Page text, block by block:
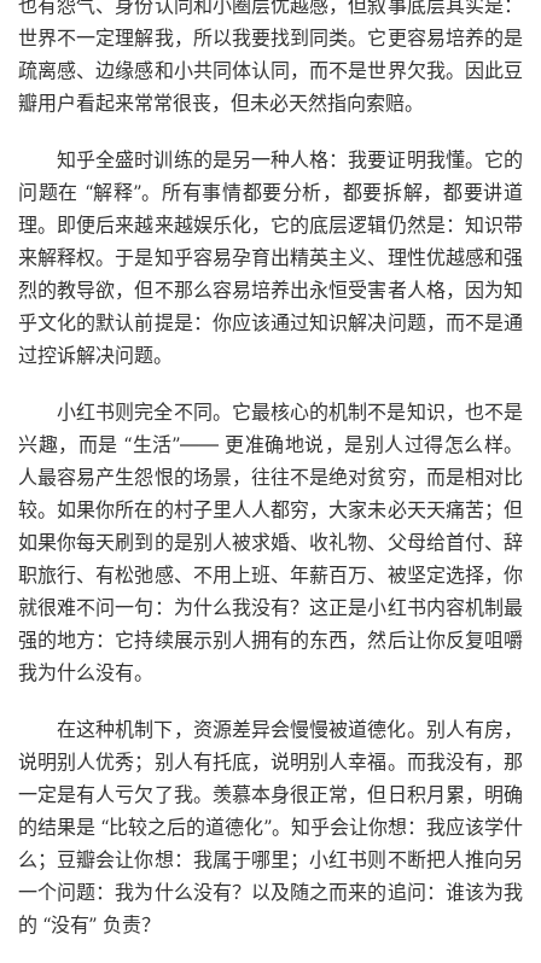
也有怨气、身份认同和小圈层优越感，但叙事底层其实是：
世界不一定理解我，所以我要找到同类。它更容易培养的是
疏离感、边缘感和小共同体认同，而不是世界欠我。因此豆
瓣用户看起来常常很丧，但未必天然指向索赔。
知乎全盛时训练的是另一种人格：我要证明我懂。它的
问题在 “解释”。所有事情都要分析，都要拆解，都要讲道
理。即便后来越来越娱乐化，它的底层逻辑仍然是：知识带
来解释权。于是知乎容易孕育出精英主义、理性优越感和强
烈的教导欲，但不那么容易培养出永恒受害者人格，因为知
乎文化的默认前提是：你应该通过知识解决问题，而不是通
过控诉解决问题。
小红书则完全不同。它最核心的机制不是知识，也不是
兴趣，而是 “生活”—— 更准确地说，是别人过得怎么样。
人最容易产生怨恨的场景，往往不是绝对贫穷，而是相对比
较。如果你所在的村子里人人都穷，大家未必天天痛苦；但
如果你每天刷到的是别人被求婚、收礼物、父母给首付、辞
职旅行、有松弛感、不用上班、年薪百万、被坚定选择，你
就很难不问一句：为什么我没有？这正是小红书内容机制最
强的地方：它持续展示别人拥有的东西，然后让你反复咀嚼
我为什么没有。
在这种机制下，资源差异会慢慢被道德化。别人有房，
说明别人优秀；别人有托底，说明别人幸福。而我没有，那
一定是有人亏欠了我。羡慕本身很正常，但日积月累，明确
的结果是 “比较之后的道德化”。知乎会让你想：我应该学什
么；豆瓣会让你想：我属于哪里；小红书则不断把人推向另
一个问题：我为什么没有？以及随之而来的追问：谁该为我
的 “没有” 负责？